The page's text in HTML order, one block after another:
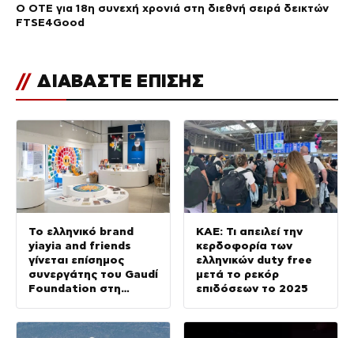
Ο ΟΤΕ για 18η συνεχή χρονιά στη διεθνή σειρά δεικτών
FTSE4Good
// ΔΙΑΒΑΣΤΕ ΕΠΙΣΗΣ
Το ελληνικό brand
yiayia and friends
γίνεται επίσημος
συνεργάτης του Gaudí
Foundation στη
ΚΑΕ: Τι απειλεί την
κερδοφορία των
ελληνικών duty free
μετά το ρεκόρ
επιδόσεων το 2025